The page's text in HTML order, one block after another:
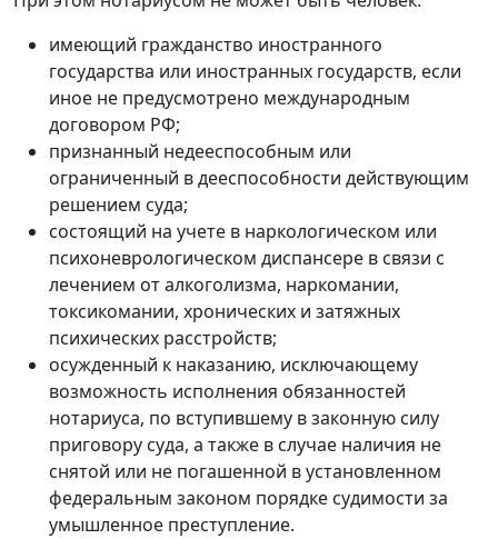
имеющий гражданство иностранного
государства или иностранных государств, если
иное не предусмотрено международным
договором РФ;
признанный недееспособным или
ограниченный в дееспособности действующим
решением суда;
состоящий на учете в наркологическом или
психоневрологическом диспансере в связи с
лечением от алкоголизма, наркомании,
токсикомании, хронических и затяжных
психических расстройств;
осужденный к наказанию, исключающему
возможность исполнения обязанностей
нотариуса, по вступившему в законную силу
приговору суда, а также в случае наличия не
снятой или не погашенной в установленном
федеральным законом порядке судимости за
умышленное преступление.